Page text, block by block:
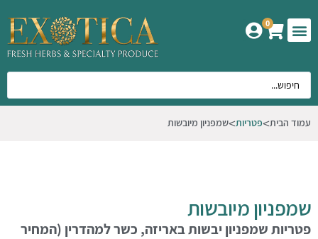
0
עמוד הבית פטריות שמפניון מיובשות
שמפניון מיובשות
פטריות שמפניון יבשות באריזה, כשר למהדרין (המחיר